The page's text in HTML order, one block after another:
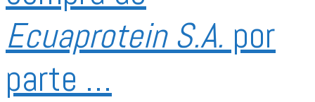
Ecuaprotein S.A. por
parte …